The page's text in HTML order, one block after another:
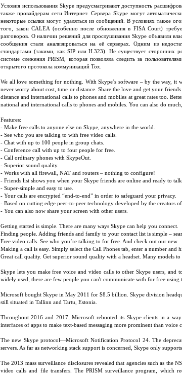
Условия использования Skype предусматривают доступность
также провайдерам сети Интернет. Сервера Skype могут
некоторые ссылки могут удаляться из сообщений. В условиях также
того, закон CALEA (особенно после обновления в FISA Court)
разговоров. О наличии решений для прослушивания Skype объявили
сообщения стали анализироваться на её серверах. Одним из
стандартами (такими, как SIP или H.323). Не существует сторонних
системе слежения PRISM, которая позволяла следить за
открытого протокола коммуникаций Tox.
We all love something for nothing. With Skype’s software – by the way, it
never worry about cost, time or distance. Share the love and get your
distance and international calls to phones and mobiles at great rates too.
national and international calls to phones and mobiles. You can also do
Features:
- Make free calls to anyone else on Skype, anywhere in the world.
- See who you are talking to with free video calls.
- Chat with up to 100 people in group chats.
- Conference call with up to four people for free.
- Call ordinary phones with SkypeOut.
- Superior sound quality.
- Works with all firewall, NAT and routers – nothing to configure!
- Friends list shows you when your Skype friends are online and ready to talk
- Super-simple and easy to use.
- Your calls are encrypted “end-to-end” in order to safeguard your privacy.
- Based on cutting edge peer-to-peer technology developed by the creators of
- You can also now share your screen with other users.
Getting started is simple. There are many ways Skype can help you connect.
Finding people. Adding friends and family to your contact list is simple –
Free video calls. See who you’re talking to for free. And check out our new
Making a call is easy. Simply select the Call Phones tab, enter a number and
Great call quality. Get superior sound quality with a headset. Many models to
Skype lets you make free voice and video calls to other Skype users, and
widely used, there are few people you can't communicate with for free using
Microsoft bought Skype in May 2011 for $8.5 billion. Skype division
still situated in Tallinn and Tartu, Estonia.
Throughout 2016 and 2017, Microsoft rebooted its Skype clients in a
interfaces of apps to make text-based messaging more prominent than voice
The new Skype protocol—Microsoft Notification Protocol 24. The
servers. As far as networking stack support is concerned, Skype only
The 2013 mass surveillance disclosures revealed that agencies such as
video calls and file transfers. The PRISM surveillance program, which